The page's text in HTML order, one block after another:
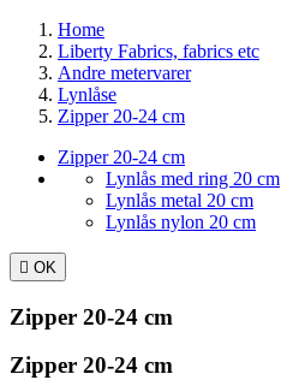
Home
Liberty Fabrics, fabrics etc
Andre metervarer
Lynlåse
Zipper 20-24 cm
Zipper 20-24 cm
Lynlås med ring 20 cm
Lynlås metal 20 cm
Lynlås nylon 20 cm
 OK
Zipper 20-24 cm
Zipper 20-24 cm